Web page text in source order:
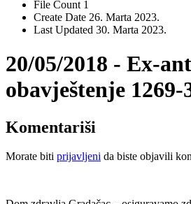
File Count 1
Create Date 26. Marta 2023.
Last Updated 30. Marta 2023.
20/05/2018 - Ex-
obavještenje 1269-
Komentariši
Morate biti prijavljeni da biste objavili